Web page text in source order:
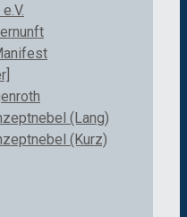
(Lang)
(Kurz)